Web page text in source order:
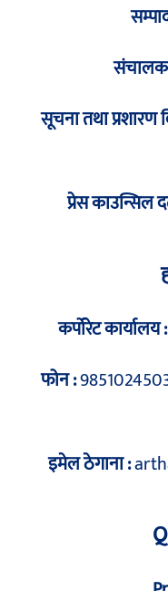
सूचना तथा प्रशारण
प्रेस काउन्सिल
कर्पोरेट
फोन :9851024503
इमेल ठेगाना :